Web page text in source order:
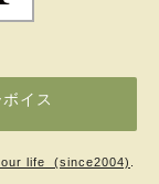
イス
life (since2004)